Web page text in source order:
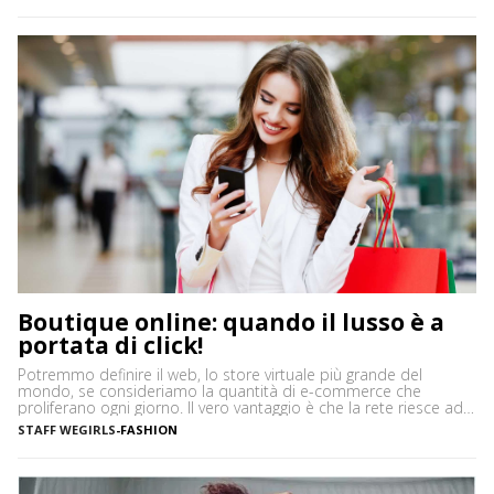
Boutique online: quando il lusso è a
portata di click!
Potremmo definire il web, lo store virtuale più grande del
mondo, se consideriamo la quantità di e-commerce che
proliferano ogni giorno. Il vero vantaggio è che la rete riesce ad
accontentare proprio tutti, anche quando si parla di beni di
pregio. Se da un lato ci sono, infatti, quelli che si affidano ad
STAFF WEGIRLS-FASHION